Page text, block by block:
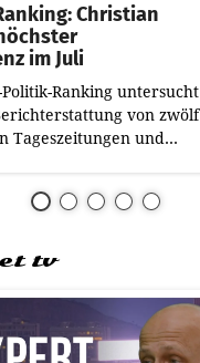
Christian
im Juli
Politik-Ranking untersucht
von zwölf
Tageszeitungen und
Für Juli 2026 weist die
alstv